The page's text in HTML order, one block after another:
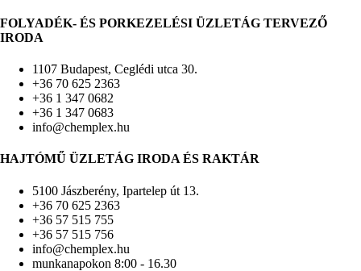
FOLYADÉK- ÉS PORKEZELÉSI ÜZLETÁG TERVEZŐ
IRODA
1107 Budapest, Ceglédi utca 30.
+36 70 625 2363
+36 1 347 0682
+36 1 347 0683
info@chemplex.hu
HAJTÓMŰ ÜZLETÁG IRODA ÉS RAKTÁR
5100 Jászberény, Ipartelep út 13.
+36 70 625 2363
+36 57 515 755
+36 57 515 756
info@chemplex.hu
munkanapokon 8:00 - 16.30